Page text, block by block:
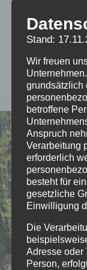
Stand:
Wir freuen
grundsätzlich
betroffene
Anspruch
Verarbeitung
erforderlich
besteht für
gesetzliche
Einwilligung
Die
Adresse oder
Person,